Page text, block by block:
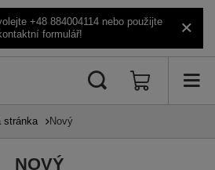
+48 884004114 nebo použijte
formulář!
stránka Nový
NOVÝ